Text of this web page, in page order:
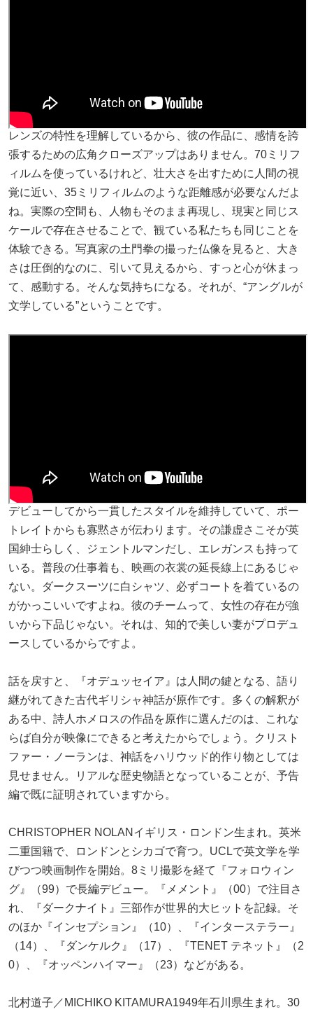
レンズの特性を理解しているから、彼の作品に、感情を誇
張するための広角クローズアップはありません。70ミリフ
ィルムを使っているけれど、壮大さを出すために人間の視
覚に近い、35ミリフィルムのような距離感が必要なんだよ
ね。実際の空間も、人物もそのまま再現し、現実と同じス
ケールで存在させることで、観ている私たちも同じことを
体験できる。写真家の土門拳の撮った仏像を見ると、大き
さは圧倒的なのに、引いて見えるから、すっと心が休まっ
て、感動する。そんな気持ちになる。それが、“アングルが
文学している”ということです。
デビューしてから一貫したスタイルを維持していて、ポー
トレイトからも寡黙さが伝わります。その謙虚さこそが英
国紳士らしく、ジェントルマンだし、エレガンスも持って
いる。普段の仕事着も、映画の衣裳の延長線上にあるじゃ
ない。ダークスーツに白シャツ、必ずコートを着ているの
がかっこいいですよね。彼のチームって、女性の存在が強
いから下品じゃない。それは、知的で美しい妻がプロデュ
ースしているからですよ。
話を戻すと、『オデュッセイア』は人間の鍵となる、語り
継がれてきた古代ギリシャ神話が原作です。多くの解釈が
ある中、詩人ホメロスの作品を原作に選んだのは、これな
らば自分が映像にできると考えたからでしょう。クリスト
ファー・ノーランは、神話をハリウッド的作り物としては
見せません。リアルな歴史物語となっていることが、予告
編で既に証明されていますから。
CHRISTOPHER NOLANイギリス・ロンドン生まれ。英米
二重国籍で、ロンドンとシカゴで育つ。UCLで英文学を学
びつつ映画制作を開始。8ミリ撮影を経て『フォロウィン
グ』（99）で長編デビュー。『メメント』（00）で注目さ
れ、『ダークナイト』三部作が世界的大ヒットを記録。そ
のほか『インセプション』（10）、『インターステラー』
（14）、『ダンケルク』（17）、『TENET テネット』（2
0）、『オッペンハイマー』（23）などがある。
北村道子／MICHIKO KITAMURA1949年石川県生まれ。30